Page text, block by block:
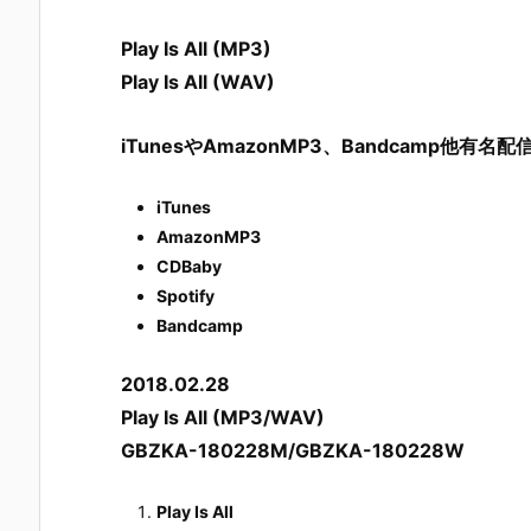
Play Is All (MP3)
Play Is All (WAV)
iTunesやAmazonMP3、Bandcamp他有名配
iTunes
AmazonMP3
CDBaby
Spotify
Bandcamp
2018.02.28
Play Is All (MP3/WAV)
GBZKA-180228M/GBZKA-180228W
Play Is All